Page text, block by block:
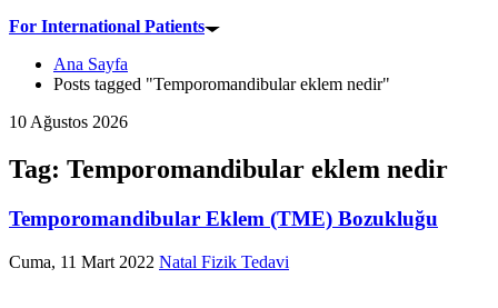
For International Patients
Ana Sayfa
Posts tagged "Temporomandibular eklem nedir"
10 Ağustos 2026
Tag: Temporomandibular eklem nedir
Temporomandibular Eklem (TME) Bozukluğu
Cuma, 11 Mart 2022 Natal Fizik Tedavi